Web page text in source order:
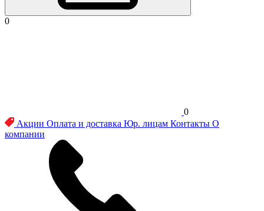
0
0
Акции Оплата и доставка Юр. лицам Контакты О
компании